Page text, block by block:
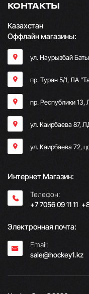
КОНТАКТЫ
Казахстан
Оффлайн магазины:
ул. Наурызбай
пр. Туран 5/1, ЛА
пр. Республики
ул. Каирбаева 87,
ул. Каирбаева 72,
Интернет Магазин:
Телефон:
+7 7056 09 11 11;
Электронная почта:
Email:
sale@hockey1.kz